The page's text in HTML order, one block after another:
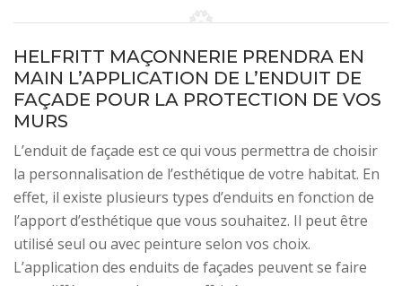
HELFRITT MAÇONNERIE PRENDRA EN
MAIN L’APPLICATION DE L’ENDUIT DE
FAÇADE POUR LA PROTECTION DE VOS
MURS
L’enduit de façade est ce qui vous permettra de choisir
la personnalisation de l’esthétique de votre habitat. En
effet, il existe plusieurs types d’enduits en fonction de
l’apport d’esthétique que vous souhaitez. Il peut être
utilisé seul ou avec peinture selon vos choix.
L’application des enduits de façades peuvent se faire